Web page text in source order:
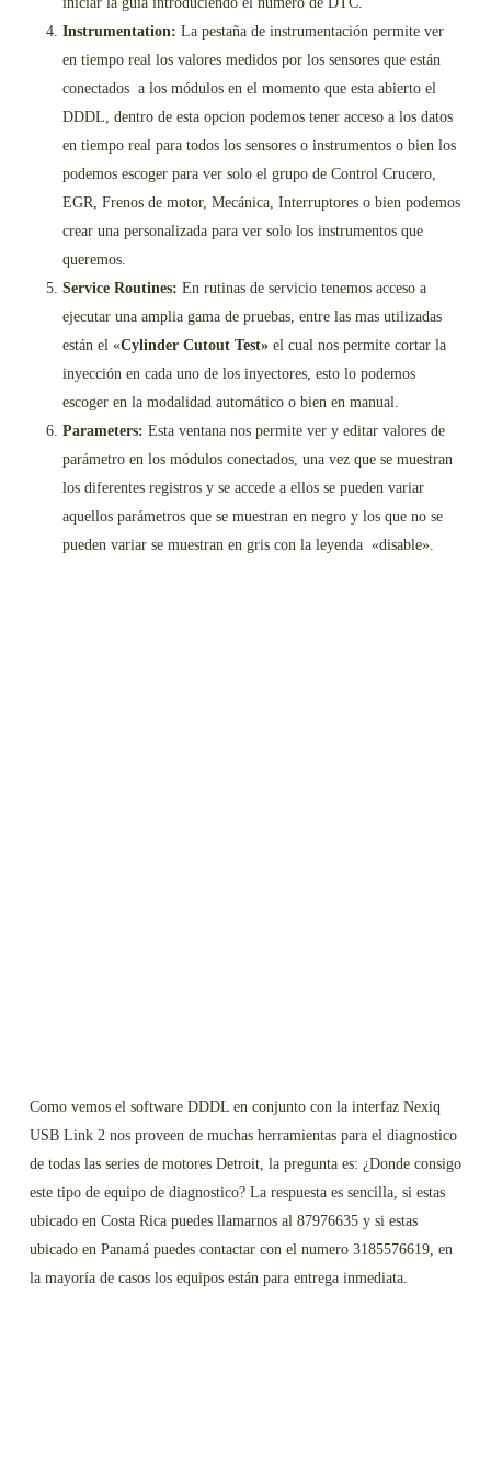
Instrumentation: La pestaña de instrumentación permite ver
en tiempo real los valores medidos por los sensores que están
conectados a los módulos en el momento que esta abierto el
DDDL, dentro de esta opcion podemos tener acceso a los datos
en tiempo real para todos los sensores o instrumentos o bien los
podemos escoger para ver solo el grupo de Control Crucero,
EGR, Frenos de motor, Mecánica, Interruptores o bien podemos
crear una personalizada para ver solo los instrumentos que
queremos.
Service Routines: En rutinas de servicio tenemos acceso a
ejecutar una amplia gama de pruebas, entre las mas utilizadas
están el «Cylinder Cutout Test» el cual nos permite cortar la
inyección en cada uno de los inyectores, esto lo podemos
escoger en la modalidad automático o bien en manual.
Parameters: Esta ventana nos permite ver y editar valores de
parámetro en los módulos conectados, una vez que se muestran
los diferentes registros y se accede a ellos se pueden variar
aquellos parámetros que se muestran en negro y los que no se
pueden variar se muestran en gris con la leyenda «disable».
Como vemos el software DDDL en conjunto con la interfaz Nexiq
USB Link 2 nos proveen de muchas herramientas para el diagnostico
de todas las series de motores Detroit, la pregunta es: ¿Donde consigo
este tipo de equipo de diagnostico? La respuesta es sencilla, si estas
ubicado en Costa Rica puedes llamarnos al 87976635 y si estas
ubicado en Panamá puedes contactar con el numero 3185576619, en
la mayoría de casos los equipos están para entrega inmediata.